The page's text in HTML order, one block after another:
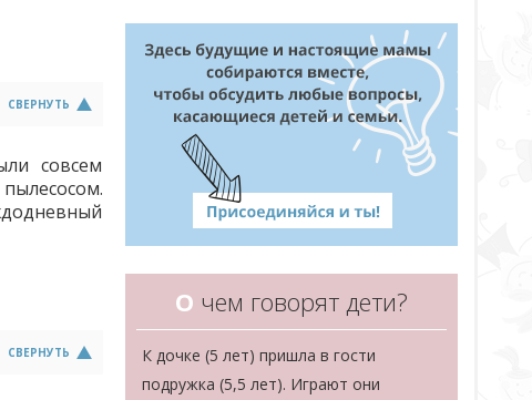
СВЕРНУТЬ
совсем
СВЕРНУТЬ
О чем говорят дети?
К дочке (5 лет) пришла в гости
подружка (5,5 лет). Играют они